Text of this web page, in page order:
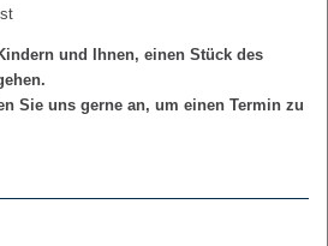
und Ihnen, einen Stück des
Sie uns gerne an, um einen Termin zu